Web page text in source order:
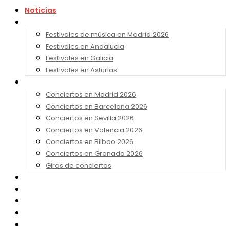
Noticias
Festivales de música en Madrid 2026
Festivales en Andalucia
Festivales en Galicia
Festivales en Asturias
Conciertos en Madrid 2026
Conciertos en Barcelona 2026
Conciertos en Sevilla 2026
Conciertos en Valencia 2026
Conciertos en Bilbao 2026
Conciertos en Granada 2026
Giras de conciertos